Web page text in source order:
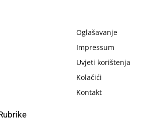
Oglašavanje
Impressum
Uvjeti korištenja
Kolačići
Kontakt